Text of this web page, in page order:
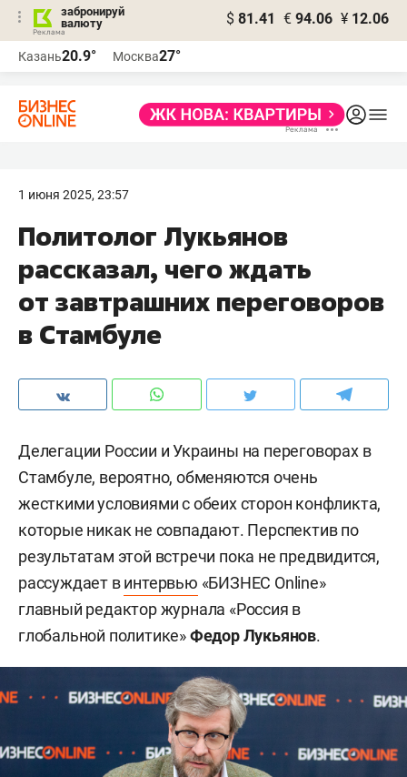
забронируй
валюту
$ 81.41 € 94.06 ¥ 12.06
Казань20.9° Москва27°
1 июня 2025, 23:57
Политолог Лукьянов
рассказал, чего ждать
от завтрашних переговоров
в Стамбуле
Делегации России и Украины на переговорах в
Стамбуле, вероятно, обменяются очень
жесткими условиями с обеих сторон конфликта,
которые никак не совпадают. Перспектив по
результатам этой встречи пока не предвидится,
рассуждает винтервью «БИЗНЕС Online»
главный редактор журнала «Россия в
глобальной политике»Федор Лукьянов.